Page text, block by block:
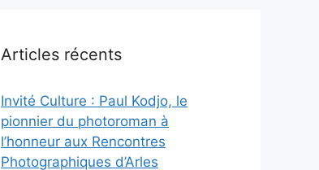
Articles récents
Invité Culture : Paul Kodjo, le
pionnier du photoroman à
l’honneur aux Rencontres
Photographiques d’Arles